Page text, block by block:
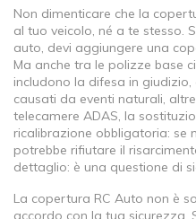
Non dimenticare che la
al tuo veicolo, né a te stesso.
auto, devi aggiungere una
Ma anche tra le polizze base
includono la difesa in
causati da eventi naturali,
telecamere ADAS, la
ricalibrazione obbligatoria: se
potrebbe rifiutare il
dettaglio: è una questione di
La copertura RC Auto non è
accordo con la tua sicurezza.